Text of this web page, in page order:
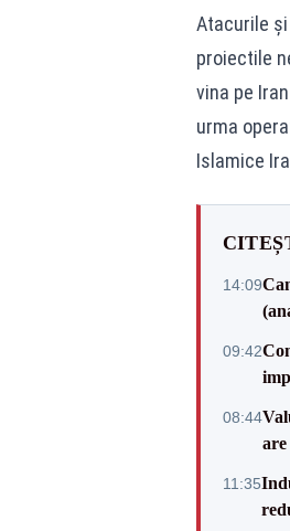
Atacurile
proiectile
vina pe
urma
Islamice
14:09
09:42
08:44
are
11:35